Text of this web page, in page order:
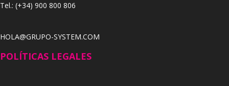
Tel.: (+34) 900 800 806
HOLA@GRUPO-SYSTEM.COM
POLÍTICAS LEGALES